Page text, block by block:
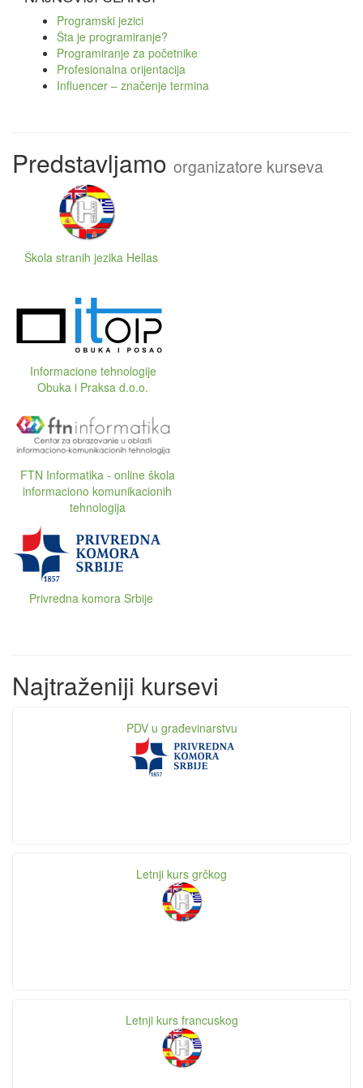
Programski jezici
Šta je programiranje?
Programiranje za početnike
Profesionalna orijentacija
Influencer – značenje termina
Predstavljamo organizatore kurseva
Škola stranih jezika Hellas
Informacione tehnologije
Obuka i Praksa d.o.o.
FTN Informatika - online škola
informaciono komunikacionih
tehnologija
Privredna komora Srbije
Najtraženiji kursevi
PDV u građevinarstvu
Letnji kurs grčkog
Letnji kurs francuskog